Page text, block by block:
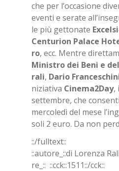
che per l’oc­ca­sio­ne
even­ti e se­ra­te
le più get­to­na­te
Cen­tu­rion Pa­la­ce
ro, ecc. Men­tre
Mi­ni­stro dei Beni e
ra­li, Da­rio
ni­zia­ti­va Ci­ne­ma2­Day,
set­tem­bre, che
mer­co­le­dì del mese
soli 2 euro. Da non
::/full­text::
::au­to­re_::di Lo­ren­za
re_:: ::cck::1511::/​cck::